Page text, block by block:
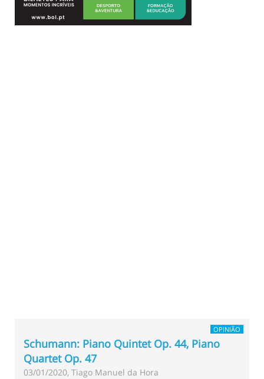
OPINIÃO
Schumann: Piano Quintet Op. 44, Piano
Quartet Op. 47
03/01/2020, Tiago Manuel da Hora